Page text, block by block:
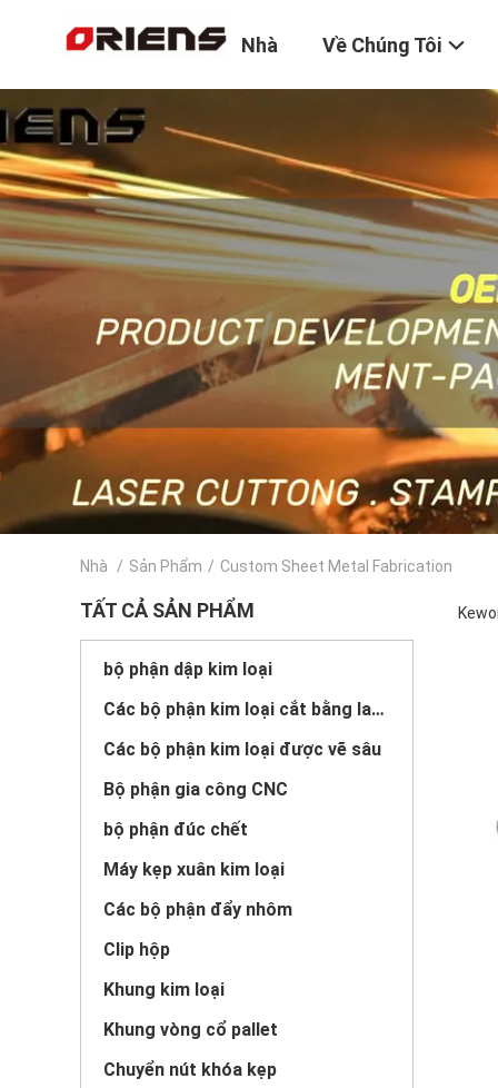
Nhà Về Chúng Tôi
Nhà / Sản Phẩm / Custom Sheet Metal Fabrication
TẤT CẢ SẢN PHẨM
bộ phận dập kim loại
Các bộ phận kim loại cắt bằng laser
Các bộ phận kim loại được vẽ sâu
Bộ phận gia công CNC
bộ phận đúc chết
Máy kẹp xuân kim loại
Các bộ phận đẩy nhôm
Clip hộp
Khung kim loại
Khung vòng cổ pallet
Chuyển nút khóa kẹp